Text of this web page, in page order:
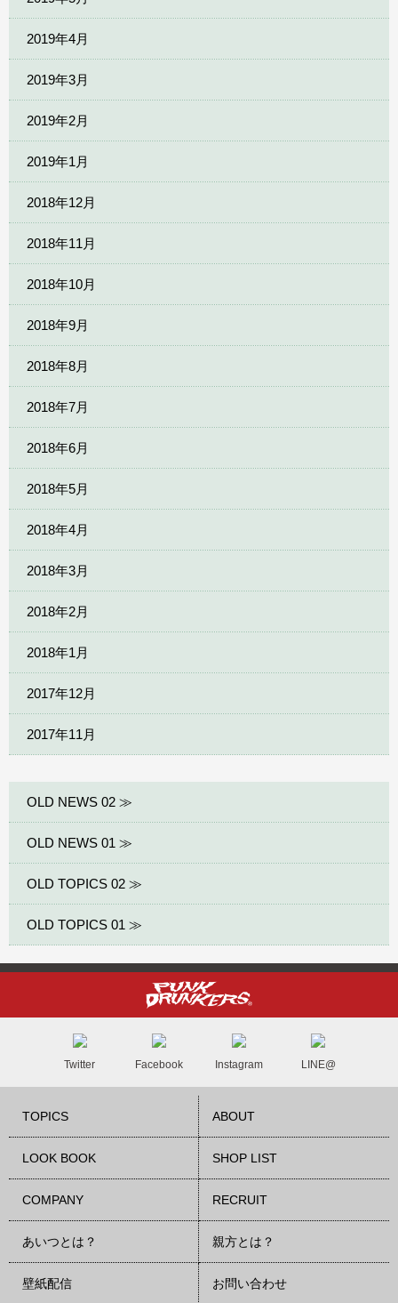
2019年4月
2019年3月
2019年2月
2019年1月
2018年12月
2018年11月
2018年10月
2018年9月
2018年8月
2018年7月
2018年6月
2018年5月
2018年4月
2018年3月
2018年2月
2018年1月
2017年12月
2017年11月
OLD NEWS 02 ≫
OLD NEWS 01 ≫
OLD TOPICS 02 ≫
OLD TOPICS 01 ≫
Twitter Facebook Instagram LINE@
TOPICS ABOUT
LOOK BOOK SHOP LIST
COMPANY RECRUIT
あいつとは？ 親方とは？
壁紙配信 お問い合わせ